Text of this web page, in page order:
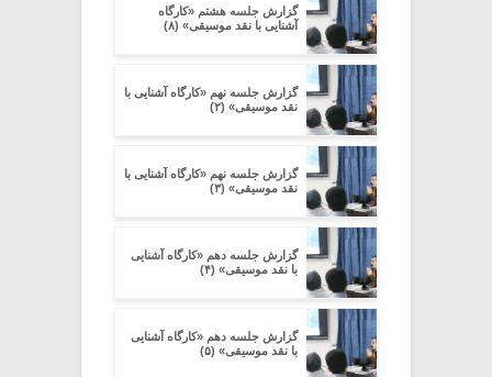
گزارش جلسه هشتم «کارگاه
آشنایی با نقد موسیقی» (۸)
گزارش جلسه نهم «کارگاه آشنایی با
نقد موسیقی» (۲)
گزارش جلسه نهم «کارگاه آشنایی با
نقد موسیقی» (۳)
گزارش جلسه دهم «کارگاه آشنایی
با نقد موسیقی» (۴)
گزارش جلسه دهم «کارگاه آشنایی
با نقد موسیقی» (۵)